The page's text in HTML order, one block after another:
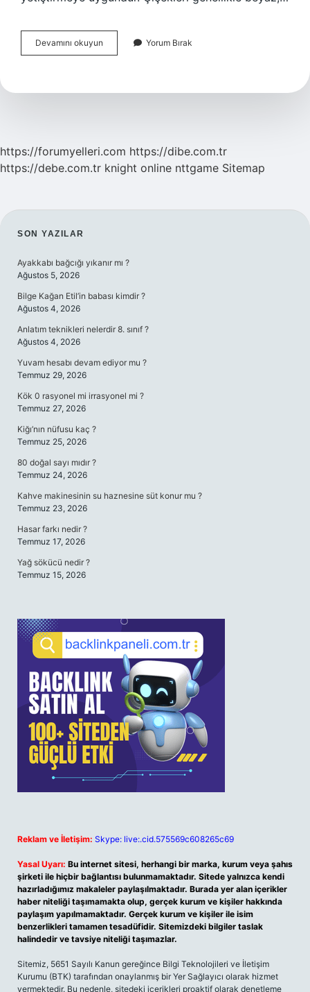
Devamını okuyun Begonvil
Çiçeği
Mi
Yorum Bırak
https://forumyelleri.com https://dibe.com.tr
https://debe.com.tr knight online nttgame Sitemap
SIDEBAR
SON YAZILAR
Ayakkabı bağcığı yıkanır mı ?
Ağustos 5, 2026
Bilge Kağan Etil’in babası kimdir ?
Ağustos 4, 2026
Anlatım teknikleri nelerdir 8. sınıf ?
Ağustos 4, 2026
Yuvam hesabı devam ediyor mu ?
Temmuz 29, 2026
Kök 0 rasyonel mi irrasyonel mi ?
Temmuz 27, 2026
Kiğı’nın nüfusu kaç ?
Temmuz 25, 2026
80 doğal sayı mıdır ?
Temmuz 24, 2026
Kahve makinesinin su haznesine süt konur mu ?
Temmuz 23, 2026
Hasar farkı nedir ?
Temmuz 17, 2026
Yağ sökücü nedir ?
Temmuz 15, 2026
Reklam ve İletişim: Skype: live:.cid.575569c608265c69
Yasal Uyarı: Bu internet sitesi, herhangi bir marka, kurum veya şahıs
şirketi ile hiçbir bağlantısı bulunmamaktadır. Sitede yalnızca kendi
hazırladığımız makaleler paylaşılmaktadır. Burada yer alan içerikler
haber niteliği taşımamakta olup, gerçek kurum ve kişiler hakkında
paylaşım yapılmamaktadır. Gerçek kurum ve kişiler ile isim
benzerlikleri tamamen tesadüfidir. Sitemizdeki bilgiler taslak
halindedir ve tavsiye niteliği taşımazlar.
Sitemiz, 5651 Sayılı Kanun gereğince Bilgi Teknolojileri ve İletişim
Kurumu (BTK) tarafından onaylanmış bir Yer Sağlayıcı olarak hizmet
vermektedir. Bu nedenle, sitedeki içerikleri proaktif olarak denetleme